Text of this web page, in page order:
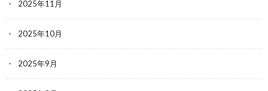
2025年11月
2025年10月
2025年9月